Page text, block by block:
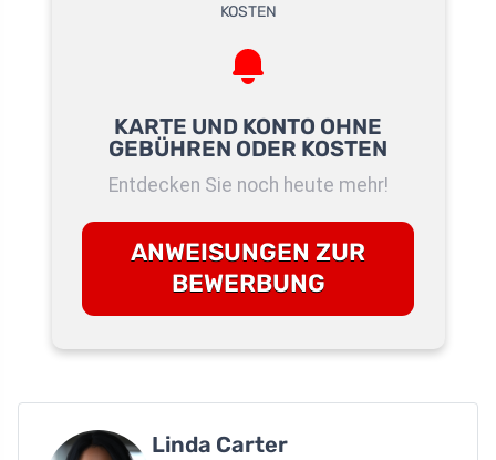
KARTE UND KONTO OHNE
GEBÜHREN ODER KOSTEN
Entdecken Sie noch heute mehr!
ANWEISUNGEN ZUR
BEWERBUNG
Linda Carter